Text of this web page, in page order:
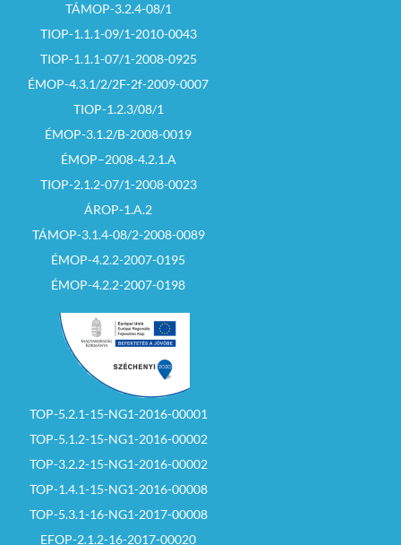
TÁMOP-3.2.4-08/1
TIOP-1.1.1-09/1-2010-0043
TIOP-1.1.1-07/1-2008-0925
ÉMOP-4.3.1/2/2F-2f-2009-0007
TIOP-1.2.3/08/1
ÉMOP-3.1.2/B-2008-0019
ÉMOP–2008-4.2.1.A
TIOP-2.1.2-07/1-2008-0023
ÁROP-1.A.2
TÁMOP-3.1.4-08/2-2008-0089
ÉMOP-4.2.2-2007-0195
ÉMOP-4.2.2-2007-0198
TOP-5.2.1-15-NG1-2016-00001
TOP-5.1.2-15-NG1-2016-00002
TOP-3.2.2-15-NG1-2016-00002
TOP-1.4.1-15-NG1-2016-00008
TOP-5.3.1-16-NG1-2017-00008
EFOP-2.1.2-16-2017-00020